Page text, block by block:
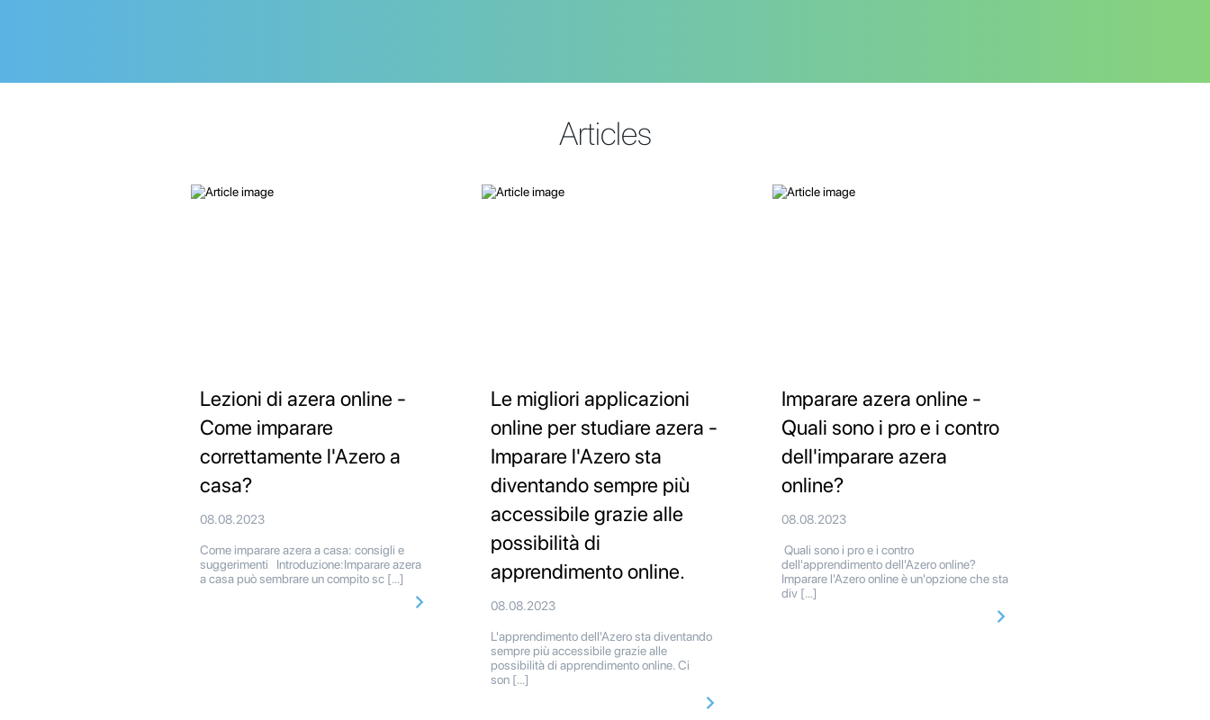
Articles
Lezioni di azera online -
Come imparare
correttamente l'Azero a
casa?
08.08.2023
Come imparare azera a casa: consigli e
suggerimenti Introduzione:Imparare azera
a casa può sembrare un compito sc […]
Le migliori applicazioni
online per studiare azera -
Imparare l'Azero sta
diventando sempre più
accessibile grazie alle
possibilità di
apprendimento online.
08.08.2023
L'apprendimento dell'Azero sta diventando
sempre più accessibile grazie alle
possibilità di apprendimento online. Ci
son […]
Imparare azera online -
Quali sono i pro e i contro
dell'imparare azera
online?
08.08.2023
Quali sono i pro e i contro
dell'apprendimento dell'Azero online?
Imparare l'Azero online è un'opzione che sta
div […]